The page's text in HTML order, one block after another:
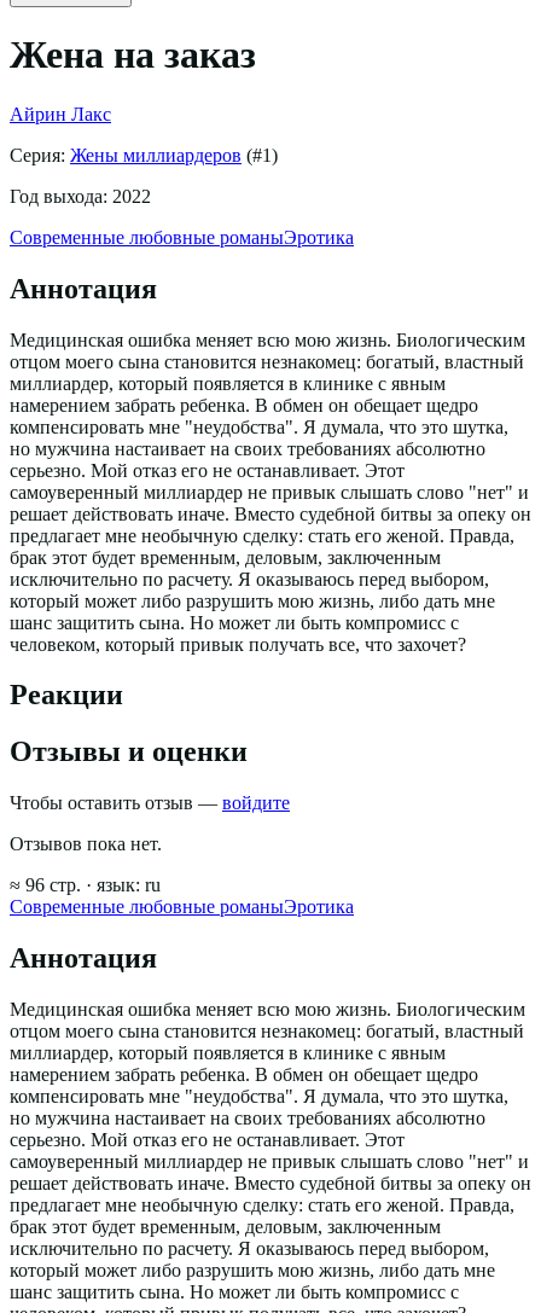
Жена на заказ
Айрин Лакс
Серия: Жены миллиардеров (#1)
Год выхода: 2022
Современные любовные романыЭротика
Аннотация
Медицинская ошибка меняет всю мою жизнь. Биологическим
отцом моего сына становится незнакомец: богатый, властный
миллиардер, который появляется в клинике с явным
намерением забрать ребенка. В обмен он обещает щедро
компенсировать мне "неудобства". Я думала, что это шутка,
но мужчина настаивает на своих требованиях абсолютно
серьезно. Мой отказ его не останавливает. Этот
самоуверенный миллиардер не привык слышать слово "нет" и
решает действовать иначе. Вместо судебной битвы за опеку он
предлагает мне необычную сделку: стать его женой. Правда,
брак этот будет временным, деловым, заключенным
исключительно по расчету. Я оказываюсь перед выбором,
который может либо разрушить мою жизнь, либо дать мне
шанс защитить сына. Но может ли быть компромисс с
человеком, который привык получать все, что захочет?
Реакции
Отзывы и оценки
Чтобы оставить отзыв — войдите
Отзывов пока нет.
≈ 96 стр. · язык: ru
Современные любовные романыЭротика
Аннотация
Медицинская ошибка меняет всю мою жизнь. Биологическим
отцом моего сына становится незнакомец: богатый, властный
миллиардер, который появляется в клинике с явным
намерением забрать ребенка. В обмен он обещает щедро
компенсировать мне "неудобства". Я думала, что это шутка,
но мужчина настаивает на своих требованиях абсолютно
серьезно. Мой отказ его не останавливает. Этот
самоуверенный миллиардер не привык слышать слово "нет" и
решает действовать иначе. Вместо судебной битвы за опеку он
предлагает мне необычную сделку: стать его женой. Правда,
брак этот будет временным, деловым, заключенным
исключительно по расчету. Я оказываюсь перед выбором,
который может либо разрушить мою жизнь, либо дать мне
шанс защитить сына. Но может ли быть компромисс с